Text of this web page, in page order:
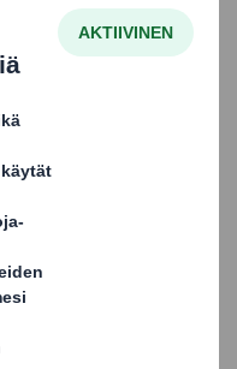
tuotteen tukevasti,
myös säästää sekä
brändi
kuluttajan